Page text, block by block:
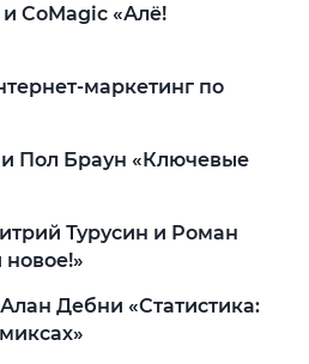
CoMagic «Алё!
маркетинг по
Пол Браун «Ключевые
Турусин и Роман
Дебни «Статистика: